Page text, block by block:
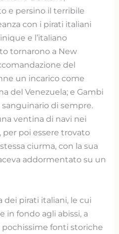
e persino il terribile
con i pirati italiani
e l’italiano
tornarono a New
del
un incarico come
del Venezuela; e Gambi
di sempre.
ventina di navi nei
poi essere trovato
ciurma, con la sua
addormentato su un
dei pirati italiani, le cui
in fondo agli abissi, a
fonti storiche